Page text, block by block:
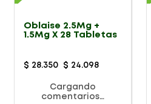
Oblaise 2.5Mg +
1.5Mg X 28 Tabletas
$ 28.350 $ 24.098
Cargando
comentarios…